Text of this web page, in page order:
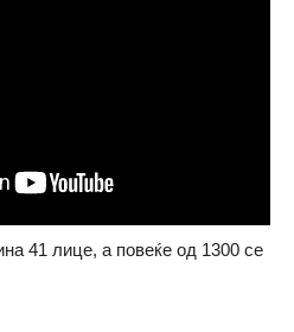
41 лице, а повеќе од 1300 се